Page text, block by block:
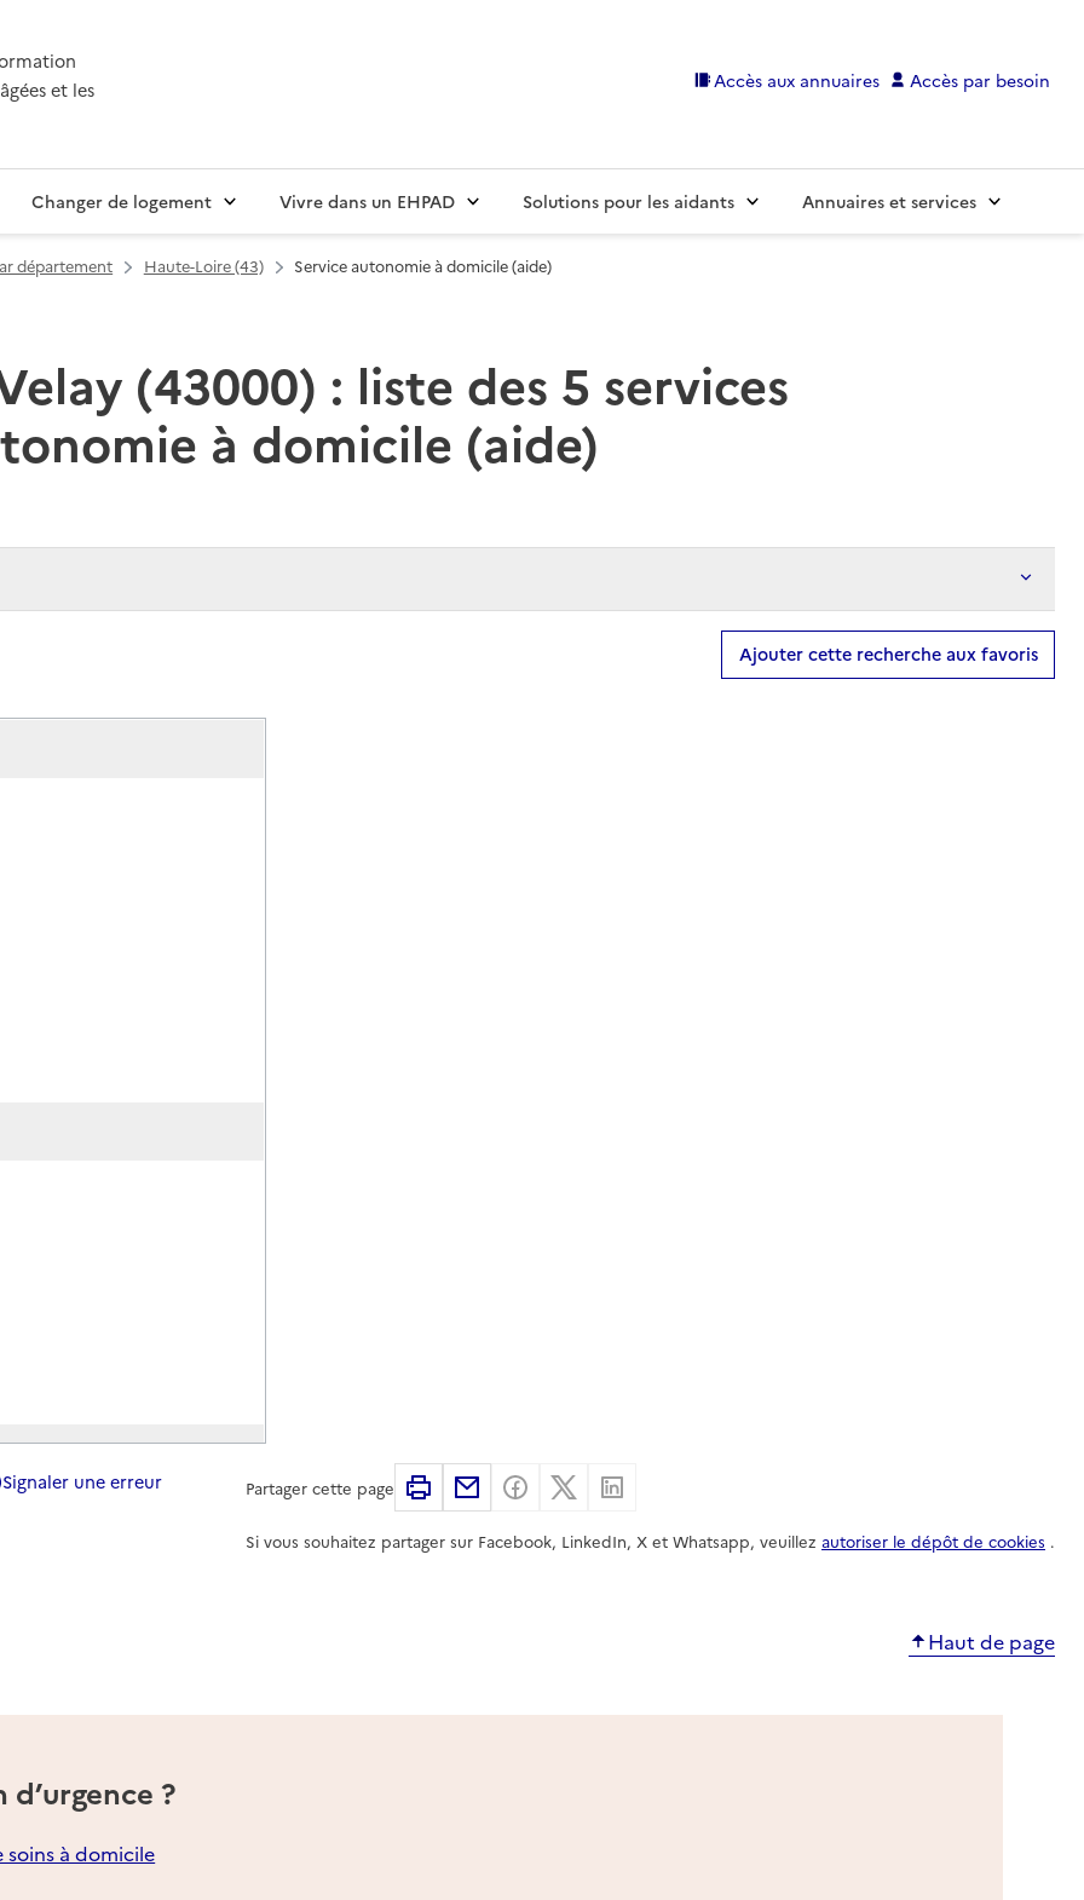
et les
Accès aux annuaires Accès par besoin
Changer de logement Vivre dans un EHPAD Solutions pour les aidants Annuaires et services
département Haute-Loire (43) Service autonomie à domicile (aide)
(43000) : liste des 5 services
à domicile (aide)
Ajouter cette recherche aux favoris
Signaler une erreur Partager cette page ImprimerPartager par email
Partager sur Facebook
Partager sur X
Si vous souhaitez partager sur Facebook, LinkedIn, X et Whatsapp, veuillez autoriser le dépôt de cookies .
Haut de page
?
soins à domicile